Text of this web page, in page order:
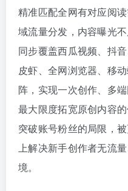
精准匹配全网有对应阅
域流量分发，内容曝光
同步覆盖西瓜视频、抖
皮虾、全网浏览器、移
阵，实现一次创作、多
最大限度拓宽原创内容
突破账号粉丝的局限，
上解决新手创作者无流
境。